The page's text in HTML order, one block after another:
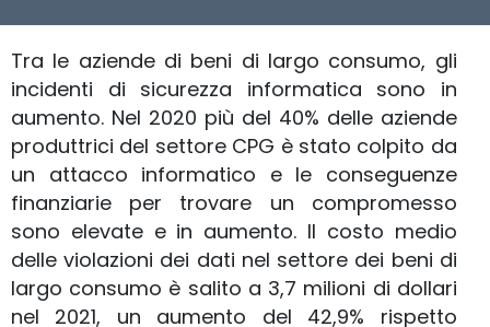
Tra le aziende di beni di largo consumo, gli
incidenti di sicurezza informatica sono in
aumento. Nel 2020 più del 40% delle aziende
produttrici del settore CPG è stato colpito da
un attacco informatico e le conseguenze
finanziarie per trovare un compromesso
sono elevate e in aumento. Il costo medio
delle violazioni dei dati nel settore dei beni di
largo consumo è salito a 3,7 milioni di dollari
nel 2021, un aumento del 42,9% rispetto